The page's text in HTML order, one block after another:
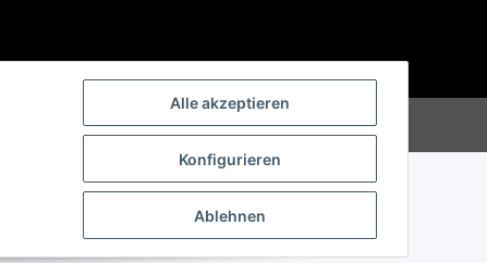
Alle akzeptieren
Konfigurieren
Ablehnen